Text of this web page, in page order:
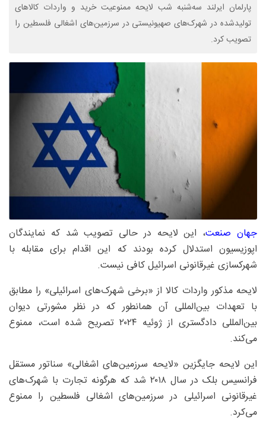
پارلمان ایرلند سه‌شنبه شب لایحه ممنوعیت خرید و واردات کالاهای
تولیدشده در شهرک‌های صهیونیستی در سرزمین‌های اشغالی فلسطین را
تصویب کرد.
جهان صنعت، این لایحه در حالی تصویب شد که نمایندگان
اپوزیسیون استدلال کرده بودند که این اقدام برای مقابله با
شهرکسازی غیرقانونی اسرائیل کافی نیست.
لایحه مذکور واردات کالا از «برخی شهرک‌های اسرائیلی» را مطابق
با تعهدات بین‌المللی آن همانطور که در نظر مشورتی دیوان
بین‌المللی دادگستری از ژوئیه ۲۰۲۴ تصریح شده است، ممنوع
می‌کند.
این لایحه جایگزین «لایحه سرزمین‌های اشغالی» سناتور مستقل
فرانسیس بلک در سال ۲۰۱۸ شد که هرگونه تجارت با شهرک‌های
غیرقانونی اسرائیلی در سرزمین‌های اشغالی فلسطین را ممنوع
می‌کرد.